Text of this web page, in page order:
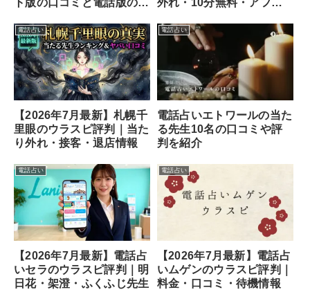
ト版の口コミと電話版の違
外れ・10分無料・アフメ
電話占い
【2026年7月最新】札幌千
里眼のウラスピ評判｜当た
り外れ・接客・退店情報
電話占い
電話占いエトワールの当た
る先生10名の口コミや評
判を紹介
電話占い
【2026年7月最新】電話占
いセラのウラスピ評判｜明
日花・架澄・ふくふじ先生
電話占い
【2026年7月最新】電話占
いムゲンのウラスピ評判｜
料金・口コミ・待機情報